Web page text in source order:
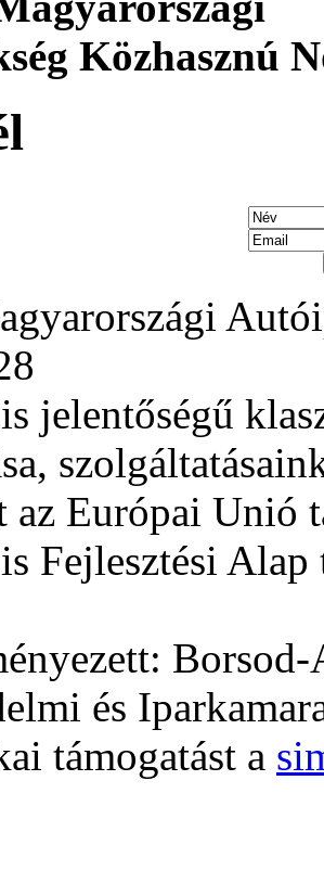
Közhasznú
jelentőségű
Európai Unió
Fejlesztési
és
támogatást a